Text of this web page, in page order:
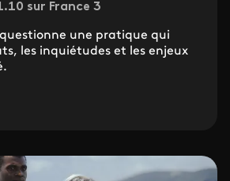
sur France 3
une pratique qui
les inquiétudes et les enjeux